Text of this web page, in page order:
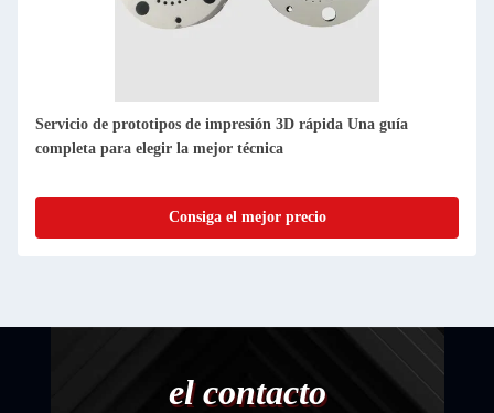
Impresión 3D STL Servicios de prototipos rápidos Método de
prototipo perfecto FDM
Consiga el mejor precio
el contacto